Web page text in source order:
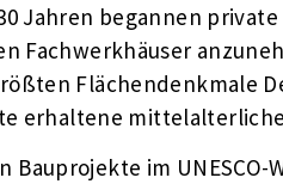
Jahren begannen
Fachwerkhäuser
Flächendenkmale
erhaltene
Bauprojekte im